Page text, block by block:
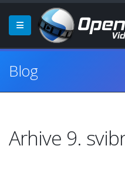
Blog
Arhive 9.